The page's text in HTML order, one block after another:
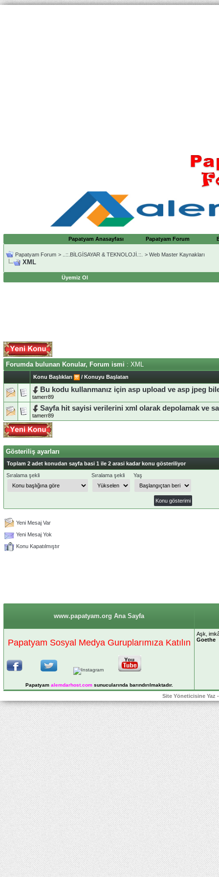
Papatyam Anasayfası Papatyam Forum
Papatyam Forum > ..::.BİLGİSAYAR & TEKNOLOJİ.::. > Web Master Kaynakları
XML
Üyemiz Ol
Forumda bulunan Konular, Forum ismi : XML
Konu Başlıkları / Konuyu Başlatan
Bu kodu kullanmanız için asp upload ve asp jpeg
tamerr89
Sayfa hit sayisi verilerini xml olarak depolamak ve
tamerr89
Gösteriliş ayarları
Toplam 2 adet konudan sayfa basi 1 ile 2 arasi kadar konu gösteriliyor
Sıralama şekli
Sıralama şekli Yaş
Yeni Mesaj Var
Yeni Mesaj Yok
Konu Kapatılmıştır
www.papatyam.org Ana Sayfa
Papatyam Sosyal Medya Guruplarımıza Katılın
Papatyam alemdarhost.comsunucularında barındırılmaktadır.
Aşk,
Goethe
Site Yöneticisine Yaz